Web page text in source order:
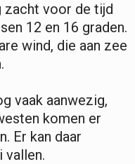
zacht voor de tijd
12 en 16 graden.
wind, die aan zee
vaak aanwezig,
komen er
Er kan daar
vallen.